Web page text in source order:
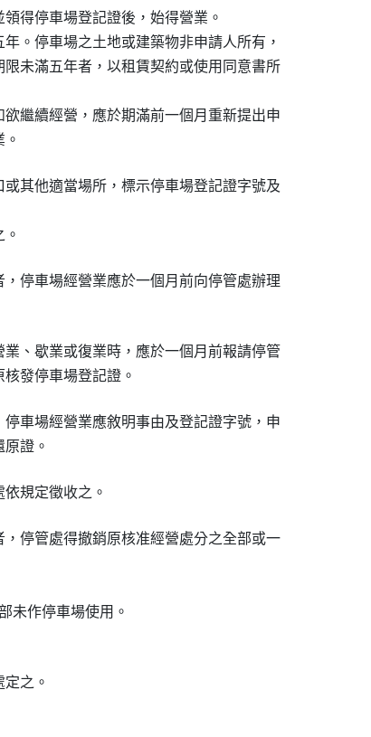
得停車場登記證後，始得營業。
。停車場之土地或建築物非申請人所有，
未滿五年者，以租賃契約或使用同意書所
繼續經營，應於期滿前一個月重新提出申
其他適當場所，標示停車場登記證字號及
停車場經營業應於一個月前向停管處辦理
、歇業或復業時，應於一個月前報請停管
發停車場登記證。
車場經營業應敘明事由及登記證字號，申
證。
規定徵收之。
停管處得撤銷原核准經營處分之全部或一
未作停車場使用。
之。